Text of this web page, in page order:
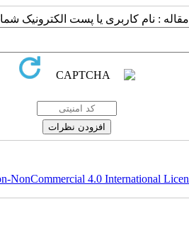
: نام کاربری یا پست الکترونیک
NonCommercial 4.0 International